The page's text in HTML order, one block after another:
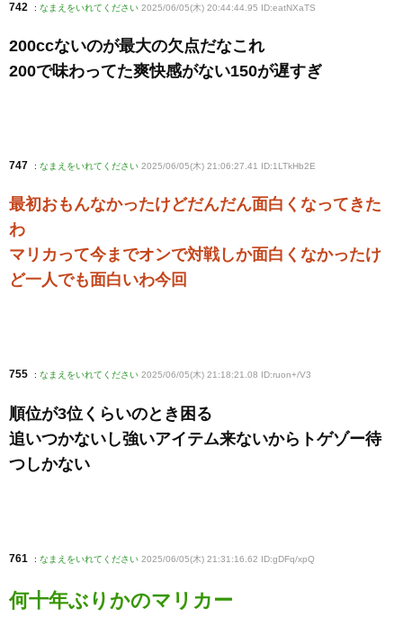
742 : なまえをいれてください 2025/06/05(木) 20:44:44.95 ID:eatNXaTS
200ccないのが最大の欠点だなこれ
200で味わってた爽快感がない150が遅すぎ
747 : なまえをいれてください 2025/06/05(木) 21:06:27.41 ID:1LTkHb2E
最初おもんなかったけどだんだん面白くなってきた
わ
マリカって今までオンで対戦しか面白くなかったけ
ど一人でも面白いわ今回
755 : なまえをいれてください 2025/06/05(木) 21:18:21.08 ID:ruon+/V3
順位が3位くらいのとき困る
追いつかないし強いアイテム来ないからトゲゾー待
つしかない
761 : なまえをいれてください 2025/06/05(木) 21:31:16.62 ID:gDFq/xpQ
何十年ぶりかのマリカー